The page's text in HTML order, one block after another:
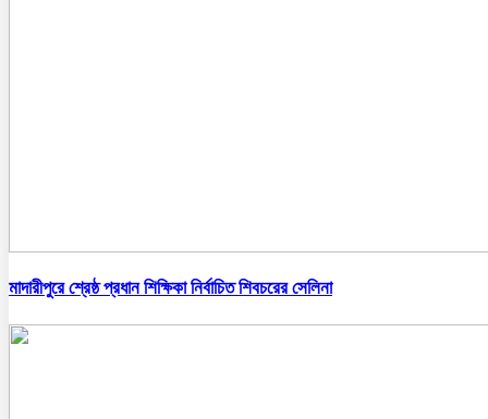
মাদারীপুরে শ্রেষ্ঠ প্রধান শিক্ষিকা নির্বাচিত শিবচরের সেলিনা